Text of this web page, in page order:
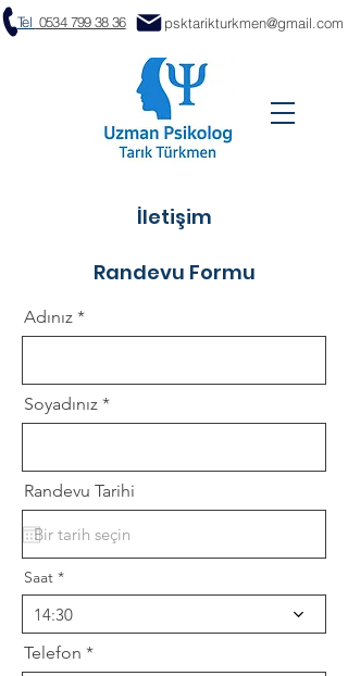
Tel 0534 799 38 36 psktarikturkmen@gmail.com
İletişim
Randevu Formu
Adınız
Soyadınız
Randevu Tarihi
Saat
14:30
Telefon